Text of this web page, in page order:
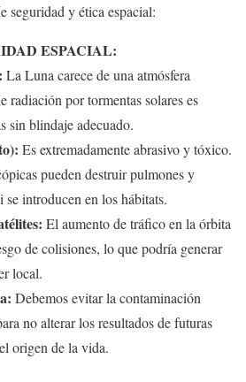
seguridad y ética espacial:
ESPACIAL:
La Luna carece de una atmósfera
radiación por tormentas solares es
sin blindaje adecuado.
Es extremadamente abrasivo y tóxico.
pueden destruir pulmones y
introducen en los hábitats.
El aumento de tráfico en la órbita
de colisiones, lo que podría generar
local.
Debemos evitar la contaminación
no alterar los resultados de futuras
origen de la vida.